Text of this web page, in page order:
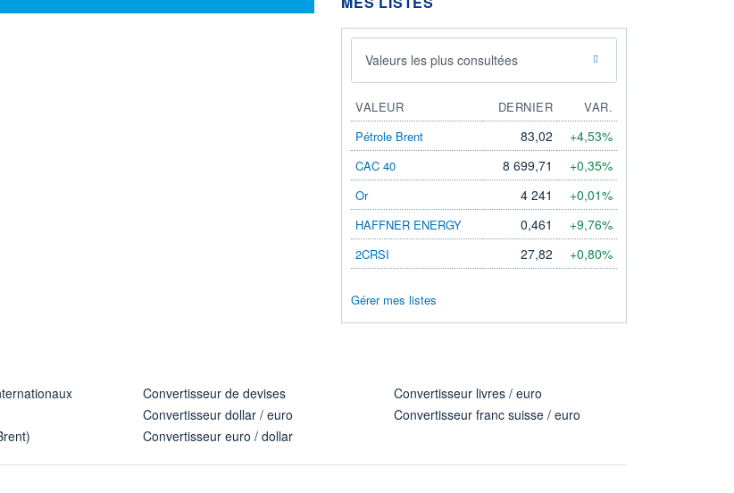
Valeurs les plus consultées
VALEUR DERNIER
VAR.
Pétrole Brent
83,02 +4,53%
CAC 40 8 699,71 +0,35%
Or 4 241 +0,01%
HAFFNER ENERGY 0,461 +9,76%
2CRSI 27,82 +0,80%
Gérer mes listes
Convertisseur de devises
Convertisseur dollar / euro
Convertisseur euro / dollar
Convertisseur livres / euro
Convertisseur franc suisse / euro